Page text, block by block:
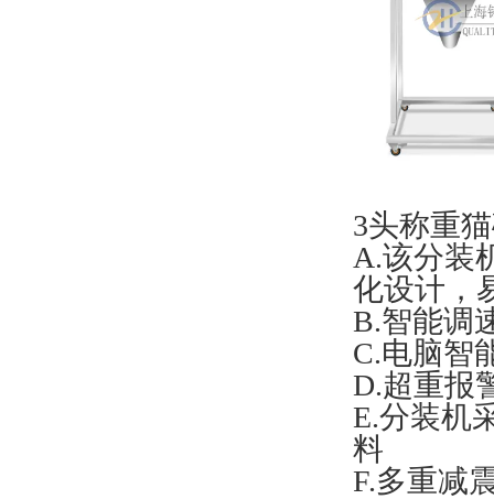
3头称重
A.该分装
化设计，
B.智能调
C.电脑智
D.超重报
E.分装机
料
F.多重减